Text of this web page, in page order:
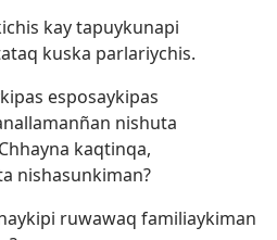
kay tapuykunapi
kuska parlariychis.
esposaykipas
nishuta
kaqtinqa,
nishasunkiman?
ruwawaq familiaykiman